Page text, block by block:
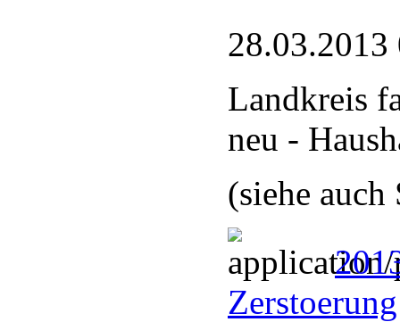
28.03.2013
Landkreis
neu -
(siehe